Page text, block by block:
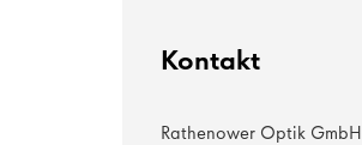
Kontakt
Rathenower Optik GmbH